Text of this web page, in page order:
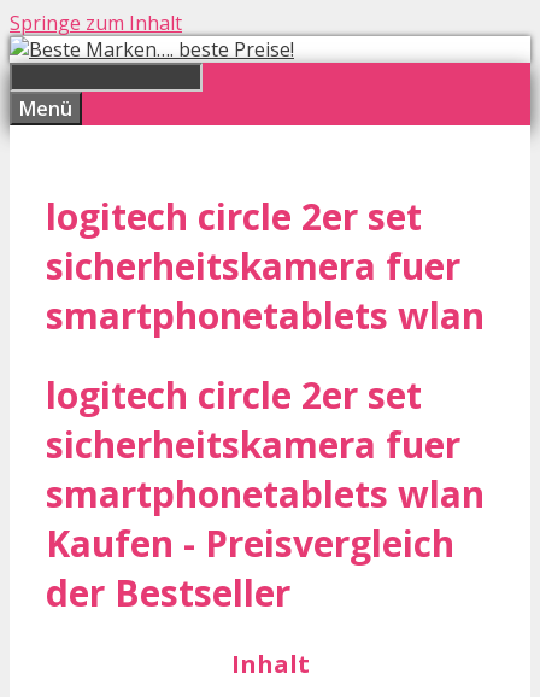
Springe zum Inhalt
Menü
logitech circle 2er set
sicherheitskamera fuer
smartphonetablets wlan
logitech circle 2er set
sicherheitskamera fuer
smartphonetablets wlan
Kaufen - Preisvergleich
der Bestseller
Inhalt